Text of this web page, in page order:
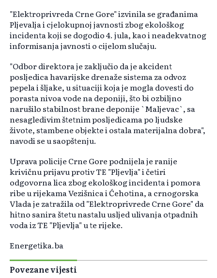
"Elektroprivreda Crne Gore" izvinila se građanima
Pljevalja i cjelokupnoj javnosti zbog ekološkog
incidenta koji se dogodio 4. jula, kao i neadekvatnog
informisanja javnosti o cijelom slučaju.
"Odbor direktora je zaključio da je akcident
posljedica havarijske drenaže sistema za odvoz
pepela i šljake, u situaciji koja je mogla dovesti do
porasta nivoa vode na deponiji, što bi ozbiljno
narušilo stabilnost brane deponije `Maljevac`, sa
nesagledivim štetnim posljedicama po ljudske
živote, stambene objekte i ostala materijalna dobra",
navodi se u saopštenju.
Uprava policije Crne Gore podnijela je ranije
krivičnu prijavu protiv TE "Pljevlja" i četiri
odgovorna lica zbog ekološkog incidenta i pomora
ribe u rijekama Vezišnica i Ćehotina, a crnogorska
Vlada je zatražila od "Elektroprivrede Crne Gore" da
hitno sanira štetu nastalu usljed ulivanja otpadnih
voda iz TE "Pljevlja" u te rijeke.
Energetika.ba
Povezane vijesti